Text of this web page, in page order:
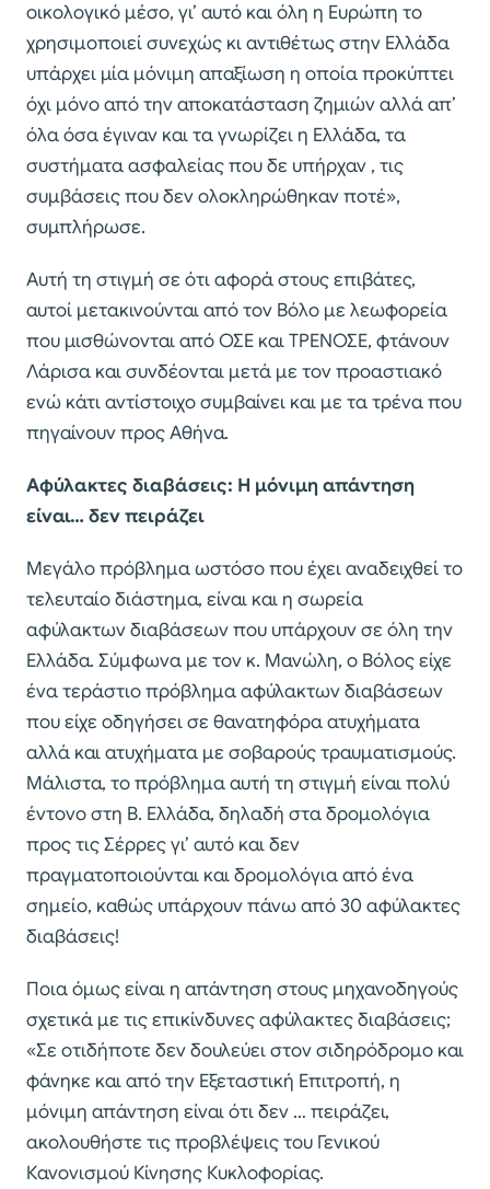
οικολογικό μέσο, γι’ αυτό και όλη η Ευρώπη το
χρησιμοποιεί συνεχώς κι αντιθέτως στην Ελλάδα
υπάρχει μία μόνιμη απαξίωση η οποία προκύπτει
όχι μόνο από την αποκατάσταση ζημιών αλλά απ’
όλα όσα έγιναν και τα γνωρίζει η Ελλάδα, τα
συστήματα ασφαλείας που δε υπήρχαν , τις
συμβάσεις που δεν ολοκληρώθηκαν ποτέ»,
συμπλήρωσε.
Αυτή τη στιγμή σε ότι αφορά στους επιβάτες,
αυτοί μετακινούνται από τον Βόλο με λεωφορεία
που μισθώνονται από ΟΣΕ και ΤΡΕΝΟΣΕ, φτάνουν
Λάρισα και συνδέονται μετά με τον προαστιακό
ενώ κάτι αντίστοιχο συμβαίνει και με τα τρένα που
πηγαίνουν προς Αθήνα.
Αφύλακτες διαβάσεις: Η μόνιμη απάντηση
είναι… δεν πειράζει
Μεγάλο πρόβλημα ωστόσο που έχει αναδειχθεί το
τελευταίο διάστημα, είναι και η σωρεία
αφύλακτων διαβάσεων που υπάρχουν σε όλη την
Ελλάδα. Σύμφωνα με τον κ. Μανώλη, ο Βόλος είχε
ένα τεράστιο πρόβλημα αφύλακτων διαβάσεων
που είχε οδηγήσει σε θανατηφόρα ατυχήματα
αλλά και ατυχήματα με σοβαρούς τραυματισμούς.
Μάλιστα, το πρόβλημα αυτή τη στιγμή είναι πολύ
έντονο στη Β. Ελλάδα, δηλαδή στα δρομολόγια
προς τις Σέρρες γι’ αυτό και δεν
πραγματοποιούνται και δρομολόγια από ένα
σημείο, καθώς υπάρχουν πάνω από 30 αφύλακτες
διαβάσεις!
Ποια όμως είναι η απάντηση στους μηχανοδηγούς
σχετικά με τις επικίνδυνες αφύλακτες διαβάσεις;
«Σε οτιδήποτε δεν δουλεύει στον σιδηρόδρομο και
φάνηκε και από την Εξεταστική Επιτροπή, η
μόνιμη απάντηση είναι ότι δεν … πειράζει,
ακολουθήστε τις προβλέψεις του Γενικού
Κανονισμού Κίνησης Κυκλοφορίας.